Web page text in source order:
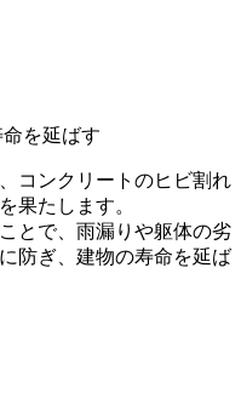
コンクリートのヒビ割れ
果たします。
とで、 雨漏りや躯体の劣
防ぎ、建物の寿命を延ば